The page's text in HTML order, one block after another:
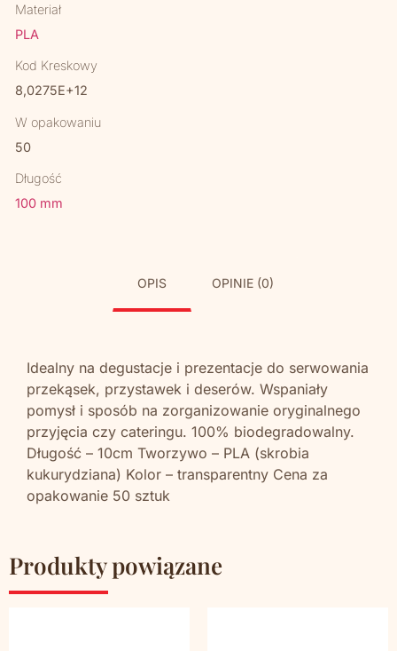
Materiał
PLA
Kod Kreskowy
8,0275E+12
W opakowaniu
50
Długość
100 mm
OPIS OPINIE (0)
Idealny na degustacje i prezentacje do serwowania
przekąsek, przystawek i deserów. Wspaniały
pomysł i sposób na zorganizowanie oryginalnego
przyjęcia czy cateringu. 100% biodegradowalny.
Długość – 10cm Tworzywo – PLA (skrobia
kukurydziana) Kolor – transparentny Cena za
opakowanie 50 sztuk
Produkty powiązane